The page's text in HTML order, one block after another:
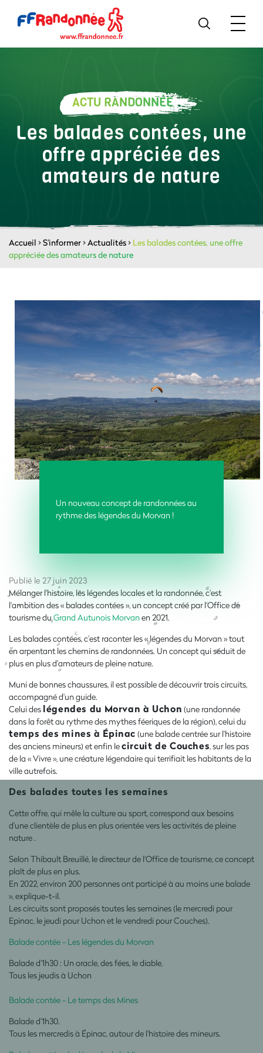
ACTU RANDONNÉE
Les balades contées, une
offre appréciée des
amateurs de nature
Accueil >S'informer>Actualités> Les balades contées, une offre
appréciée des amateurs de nature
Un nouveau concept de randonnées au
rythme des légendes du Morvan !
Publié le 27 juin 2023
Mélanger l'histoire, les légendes locales et la randonnée, c'est
l'ambition des « balades contées », un concept créé par l'Office de
tourisme duGrand Autunois Morvanen 2021.
Les balades contées, c’est raconter les « légendes du Morvan » tout
en arpentant les chemins de randonnées. Un concept qui séduit de
plus en plus d'amateurs de pleine nature.
Muni de bonnes chaussures, il est possible de découvrir trois circuits,
accompagné d'un guide.
Celui des légendes du Morvan à Uchon (une randonnée
dans la forêtau rythme des mythes féeriques de la région), celui du
temps des mines à Épinac (une balade centrée sur l'histoire
des anciens mineurs) et enfin lecircuit de Couches, sur les pas
de la « Vivre », une créature légendaire qui terrifiait les habitants de la
ville autrefois.
Des balades toutes les semaines
Cette offre, qui mêle la culture au sport, correspond aux besoins
d'une clientèle de plus en plus orientée vers les activités de pleine
nature.
Selon Thibault Breuillé, le directeur de l'Office de tourisme, ce concept
plaît de plus en plus.
En 2022, environ 200 personnes ont participé à au moins une balade
», explique-t-il.
Les circuits sont proposés toutes les semaines (le mercredi pour
Epinac, le jeudi pour Uchon et le vendredi pour Couches).
Balade contée - Les légendes du Morvan
Balade d’1h30 : Un oracle, des fées, le diable,
Tous les jeudis à Uchon
Balade contée - Le temps des Mines
Balade d’1h30.
Tous les mercredis à Épinac, autour de l'histoire des mineurs.